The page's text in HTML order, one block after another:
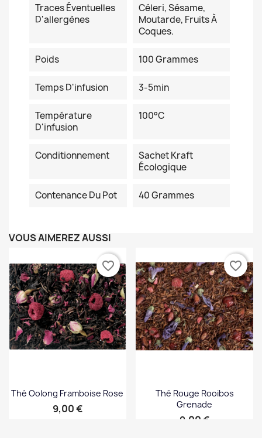
Traces Éventuelles
D'allergènes
Céleri, Sésame,
Moutarde, Fruits À
Coques.
Poids 100 Grammes
Temps D'infusion 3-5min
Température
D'infusion
100°C
Conditionnement
Sachet Kraft
Écologique
Contenance Du Pot 40 Grammes
VOUS AIMEREZ AUSSI
Thé Oolong Framboise Rose
Prix
9,00 €
favorite_border
Thé Rouge Rooibos
Grenade
Prix
9,00 €
favorite_border